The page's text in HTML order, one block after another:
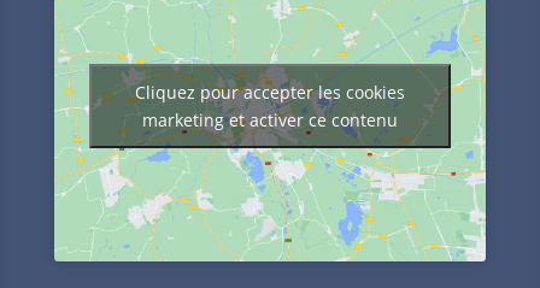
Cliquez pour accepter les cookies
marketing et activer ce contenu